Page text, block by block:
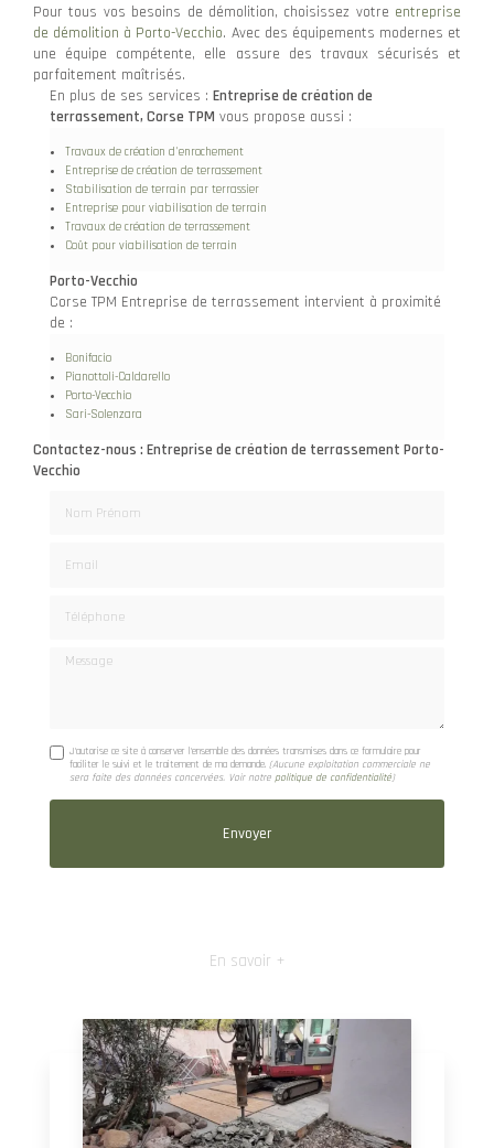
Pour tous vos besoins de démolition, choisissez votre entreprise
de démolition à Porto-Vecchio. Avec des équipements modernes et
une équipe compétente, elle assure des travaux sécurisés et
parfaitement maîtrisés.
En plus de ses services : Entreprise de création de
terrassement, Corse TPM vous propose aussi :
Travaux de création d'enrochement
Entreprise de création de terrassement
Stabilisation de terrain par terrassier
Entreprise pour viabilisation de terrain
Travaux de création de terrassement
Coût pour viabilisation de terrain
Porto-Vecchio
Corse TPM Entreprise de terrassement intervient à proximité
de :
Bonifacio
Pianottoli-Caldarello
Porto-Vecchio
Sari-Solenzara
Contactez-nous : Entreprise de création de terrassement Porto-
Vecchio
Message
J'autorise ce site à conserver l'ensemble des données transmises dans ce formulaire pour
faciliter le suivi et le traitement de ma demande.(Aucune exploitation commerciale ne
sera faite des données concervées. Voir notrepolitique de confidentialité)
En savoir +